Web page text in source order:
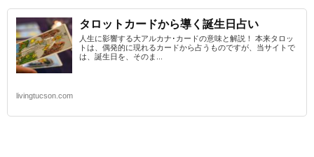
タロットカードから導く誕生日占い
人生に影響する大アルカナ･カードの意味と解説！ 本来タロッ
トは、偶発的に現れるカードから占うものですが、当サイトで
は、誕生日を、そのま...
livingtucson.com